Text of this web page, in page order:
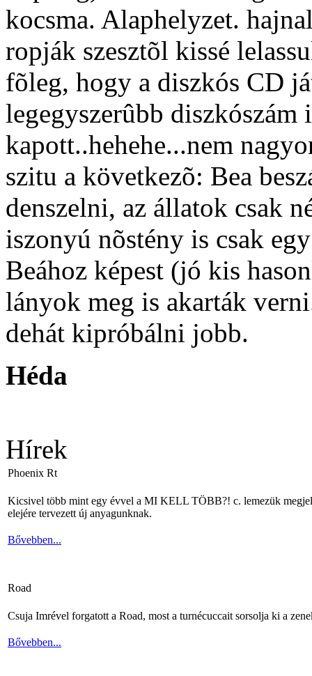
kocsma. Alaphelyzet.
ropják szesztõl kissé
fõleg, hogy a diszkós CD
legegyszerûbb
kapott..hehehe...nem
szitu a következõ: Bea
denszelni, az állatok csak
iszonyú nõstény is csak
Beához képest (jó kis
lányok meg is akarták
dehát kipróbálni jobb.
Héda
Hírek
Phoenix Rt
Kicsivel több mint egy évvel a MI KELL TÖBB?! c. lemezük
elejére tervezett új anyagunknak.
Bővebben...
Road
Csuja Imrével forgatott a Road, most a turnécuccait sorsolja ki a
Bővebben...